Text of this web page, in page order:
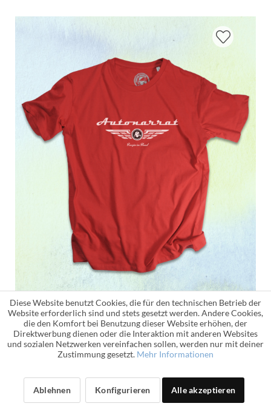
Autonarrat
Männer T-Shirt
32,90 € *
Diese Website benutzt Cookies, die für den technischen Betrieb der
Website erforderlich sind und stets gesetzt werden. Andere Cookies,
die den Komfort bei Benutzung dieser Website erhöhen, der
Direktwerbung dienen oder die Interaktion mit anderen Websites
und sozialen Netzwerken vereinfachen sollen, werden nur mit deiner
Zustimmung gesetzt. Mehr Informationen
Ablehnen Konfigurieren Alle akzeptieren